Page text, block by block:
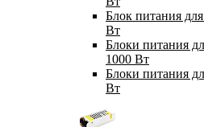
Блок питания
Вт
Блоки питания
1000 Вт
Блоки питания
Вт